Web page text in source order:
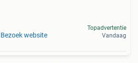
Bezoek website
Topadvertentie
Vandaag